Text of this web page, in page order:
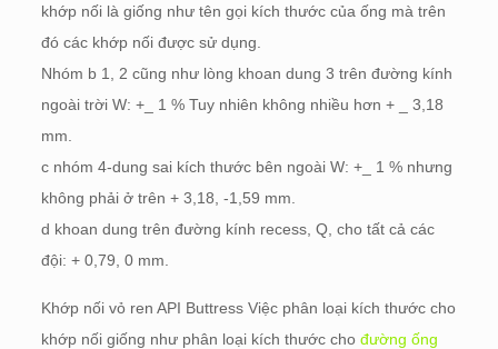
khớp nối là giống như tên gọi kích thước của ống mà trên
đó các khớp nối được sử dụng.
Nhóm b 1, 2 cũng như lòng khoan dung 3 trên đường kính
ngoài trời W: +_ 1 % Tuy nhiên không nhiều hơn + _ 3,18
mm.
c nhóm 4-dung sai kích thước bên ngoài W: +_ 1 % nhưng
không phải ở trên + 3,18, -1,59 mm.
d khoan dung trên đường kính recess, Q, cho tất cả các
đội: + 0,79, 0 mm.
Khớp nối vỏ ren API Buttress Việc phân loại kích thước cho
khớp nối giống như phân loại kích thước cho đường ống